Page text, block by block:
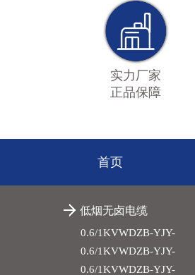
实力厂家
正品保障
首页
低烟无卤电缆
0.6/1KVWDZB-YJY-
4x300+1x150平方
0.6/1KVWDZB-YJY-
4x240+1x120平方
0.6/1KVWDZB-YJY-